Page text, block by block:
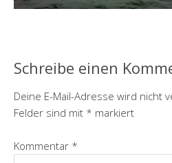
Schreibe einen
Deine E-Mail-Adresse wird nicht
Felder sind mit * markiert
Kommentar *